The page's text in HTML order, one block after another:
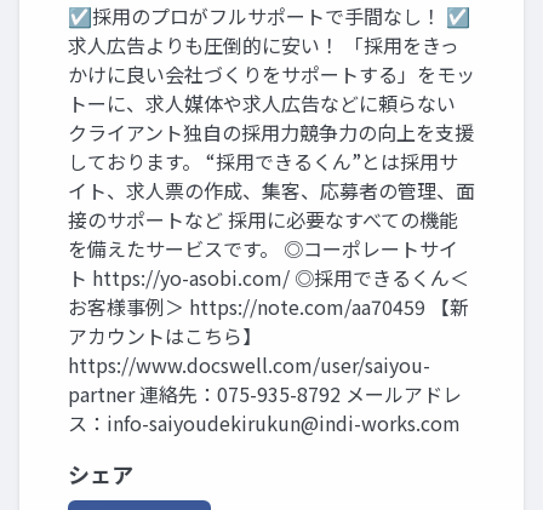
☑採用のプロがフルサポートで手間なし！ ☑
求人広告よりも圧倒的に安い！ 「採用をきっ
かけに良い会社づくりをサポートする」をモッ
トーに、求人媒体や求人広告などに頼らない
クライアント独自の採用力競争力の向上を支援
しております。 “採用できるくん”とは採用サ
イト、求人票の作成、集客、応募者の管理、面
接のサポートなど 採用に必要なすべての機能
を備えたサービスです。 ◎コーポレートサイ
ト https://yo-asobi.com/ ◎採用できるくん＜
お客様事例＞ https://note.com/aa70459 【新
アカウントはこちら】
https://www.docswell.com/user/saiyou-
partner 連絡先：075-935-8792 メールアドレ
ス： info-saiyoudekirukun@indi-works.com
シェア